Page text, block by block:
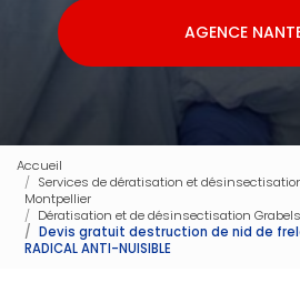
AGENCE
Accueil
Services de dératisation et
Montpellier
Dératisation et de désinsectisation Grabels
Devis gratuit destruction de nid de
RADICAL ANTI-NUISIBLE